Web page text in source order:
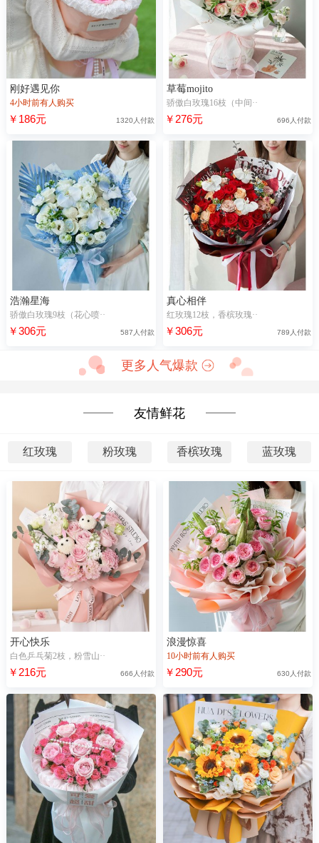
刚好遇见你
4小时前有人购买
￥186元 1320人付款
草莓mojito
骄傲白玫瑰16枝（中间··
￥276元 696人付款
浩瀚星海
骄傲白玫瑰9枝（花心喷··
￥306元 587人付款
真心相伴
红玫瑰12枝，香槟玫瑰··
￥306元 789人付款
更多人气爆款
友情鲜花
红玫瑰 粉玫瑰 香槟玫瑰 蓝玫瑰
开心快乐
白色乒乓菊2枝，粉雪山··
￥216元 666人付款
浪漫惊喜
10小时前有人购买
￥290元 630人付款